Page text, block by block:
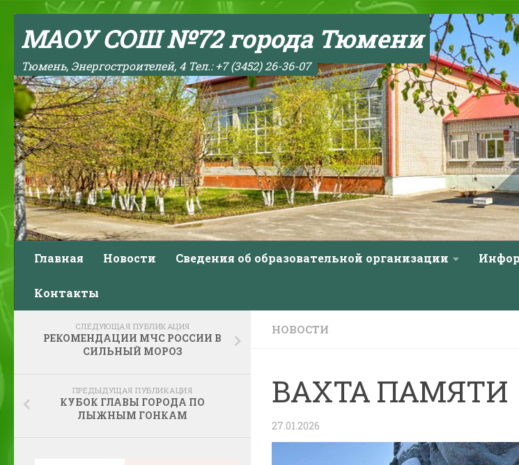
МАОУ СОШ №72 города Тюмени
Тюмень, Энергостроителей, 4 Тел.: +7 (3452) 26-36-07
Главная Новости Сведения об образовательной организации
Контакты
НОВОСТИ
ВАХТА ПАМЯТИ
27.01.2026
СЛЕДУЮЩАЯ ПУБЛИКАЦИЯ
РЕКОМЕНДАЦИИ МЧС РОССИИ В
СИЛЬНЫЙ МОРОЗ
ПРЕДЫДУЩАЯ ПУБЛИКАЦИЯ
КУБОК ГЛАВЫ ГОРОДА ПО
ЛЫЖНЫМ ГОНКАМ